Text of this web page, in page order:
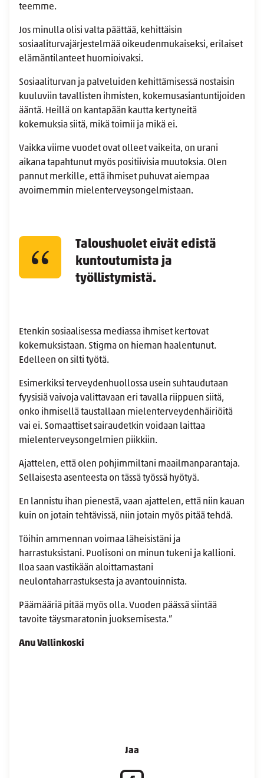
teemme.
Jos minulla olisi valta päättää, kehittäisin
sosiaaliturvajärjestelmää oikeudenmukaiseksi, erilaiset
elämäntilanteet huomioivaksi.
Sosiaaliturvan ja palveluiden kehittämisessä nostaisin
kuuluviin tavallisten ihmisten, kokemusasiantuntijoiden
ääntä. Heillä on kantapään kautta kertyneitä
kokemuksia siitä, mikä toimii ja mikä ei.
Vaikka viime vuodet ovat olleet vaikeita, on urani
aikana tapahtunut myös positiivisia muutoksia. Olen
pannut merkille, että ihmiset puhuvat aiempaa
avoimemmin mielenterveysongelmistaan.
Taloushuolet eivät edistä
kuntoutumista ja
työllistymistä.
Etenkin sosiaalisessa mediassa ihmiset kertovat
kokemuksistaan. Stigma on hieman haalentunut.
Edelleen on silti työtä.
Esimerkiksi terveydenhuollossa usein suhtaudutaan
fyysisiä vaivoja valittavaan eri tavalla riippuen siitä,
onko ihmisellä taustallaan mielenterveydenhäiriöitä
vai ei. Somaattiset sairaudetkin voidaan laittaa
mielenterveysongelmien piikkiin.
Ajattelen, että olen pohjimmiltani maailmanparantaja.
Sellaisesta asenteesta on tässä työssä hyötyä.
En lannistu ihan pienestä, vaan ajattelen, että niin kauan
kuin on jotain tehtävissä, niin jotain myös pitää tehdä.
Töihin ammennan voimaa läheisistäni ja
harrastuksistani. Puolisoni on minun tukeni ja kallioni.
Iloa saan vastikään aloittamastani
neulontaharrastuksesta ja avantouinnista.
Päämääriä pitää myös olla. Vuoden päässä siintää
tavoite täysmaratonin juoksemisesta.”
Anu Vallinkoski
Jaa